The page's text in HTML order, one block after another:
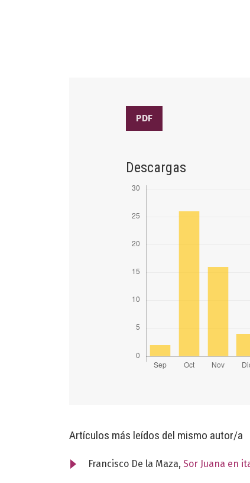
PDF
Descargas
Artículos más leídos del mismo autor/a
Francisco De la Maza, Sor Juana en